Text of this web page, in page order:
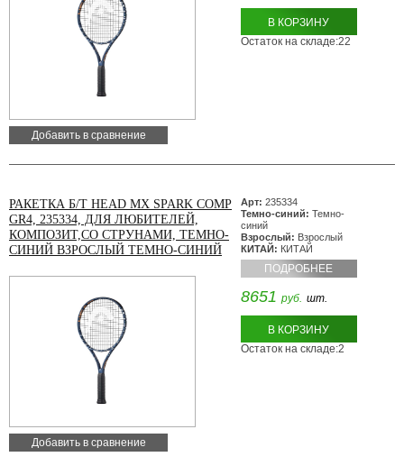
Добавить в сравнение
В КОРЗИНУ
Остаток на складе:22
РАКЕТКА Б/Т HEAD MX SPARK COMP
GR4, 235334, ДЛЯ ЛЮБИТЕЛЕЙ,
КОМПОЗИТ,СО СТРУНАМИ, ТЕМНО-
СИНИЙ ВЗРОСЛЫЙ ТЕМНО-СИНИЙ
Добавить в сравнение
Арт: 235334
Темно-синий: Темно-
синий
Взрослый: Взрослый
КИТАЙ: КИТАЙ
ПОДРОБНЕЕ
8651 руб. шт.
В КОРЗИНУ
Остаток на складе:2